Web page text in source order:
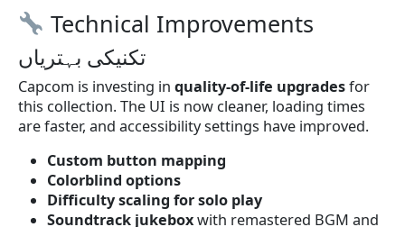
Technical Improvements
تکنیکی بہتریاں
Capcom is investing in quality-of-life upgradesfor
this collection. The UI is now cleaner, loading times
are faster, and accessibility settings have improved.
Custom button mapping
Colorblind options
Difficulty scaling for solo play
Soundtrack jukeboxwith remastered BGM and